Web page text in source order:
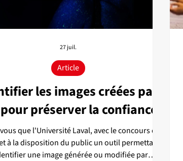
les images créées par
préserver la confiance
que l'Université Laval, avec le concours de
à la disposition du public un outil permettant
une image générée ou modifiée par
Article
27 juil.